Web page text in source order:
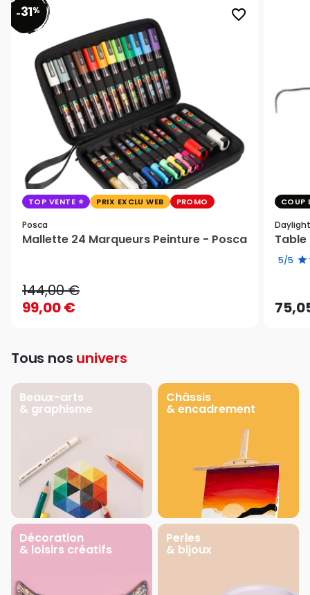
favorite_border
-31%
TOP VENTE PRIX EXCLU WEB PROMO
Posca
Mallette 24 Marqueurs Peinture - Posca
144,00 €
99,00 €
COUP
Daylight
Table
5/5
Tous nos univers
Beaux-arts
& graphisme
Châssis
& encadrement
Décoration
& loisirs créatifs
Perles
& bijoux